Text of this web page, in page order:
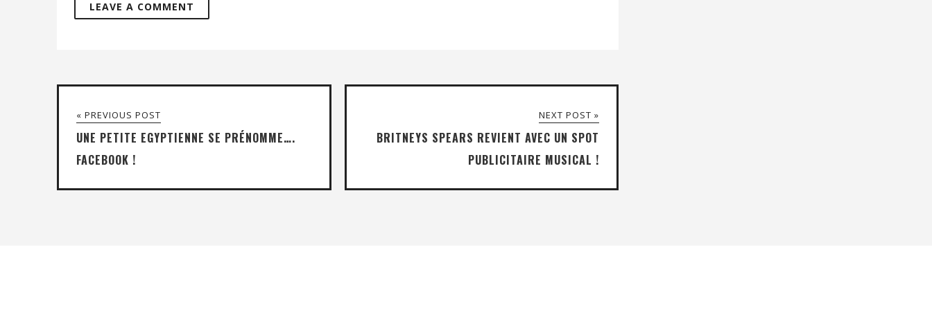
« PREVIOUS POST
UNE PETITE EGYPTIENNE SE PRÉNOMME….
FACEBOOK !
NEXT POST »
BRITNEYS SPEARS REVIENT AVEC UN SPOT
PUBLICITAIRE MUSICAL !